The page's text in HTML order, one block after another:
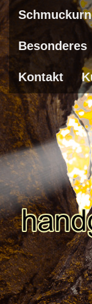
Besonderes
Kontakt